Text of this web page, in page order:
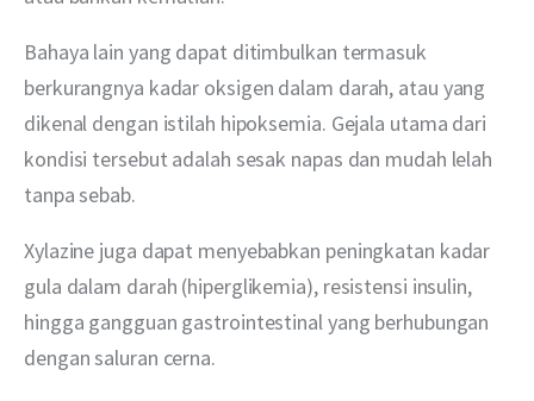
Bahaya lain yang dapat ditimbulkan termasuk
berkurangnya kadar oksigen dalam darah, atau yang
dikenal dengan istilah hipoksemia. Gejala utama dari
kondisi tersebut adalah sesak napas dan mudah lelah
tanpa sebab.
Xylazine juga dapat menyebabkan peningkatan kadar
gula dalam darah (hiperglikemia), resistensi insulin,
hingga gangguan gastrointestinal yang berhubungan
dengan saluran cerna.